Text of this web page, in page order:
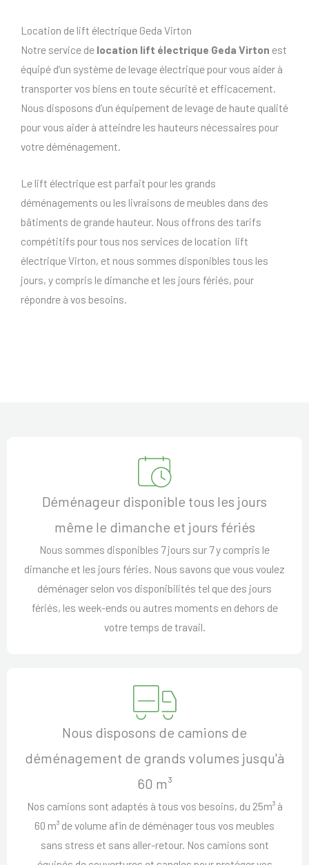
Location de lift électrique Geda Virton
Notre service de location lift électrique Geda Virton est
équipé d’un système de levage électrique pour vous aider à
transporter vos biens en toute sécurité et efficacement.
Nous disposons d’un équipement de levage de haute qualité
pour vous aider à atteindre les hauteurs nécessaires pour
votre déménagement.
Le lift électrique est parfait pour les grands
déménagements ou les livraisons de meubles dans des
bâtiments de grande hauteur. Nous offrons des tarifs
compétitifs pour tous nos services de location lift
électrique Virton, et nous sommes disponibles tous les
jours, y compris le dimanche et les jours fériés, pour
répondre à vos besoins.
Déménageur disponible tous les jours
même le dimanche et jours fériés
Nous sommes disponibles 7 jours sur 7 y compris le
dimanche et les jours féries. Nous savons que vous voulez
déménager selon vos disponibilités tel que des jours
fériés, les week-ends ou autres moments en dehors de
votre temps de travail.
Nous disposons de camions de
déménagement de grands volumes jusqu'à
60 m³
Nos camions sont adaptés à tous vos besoins, du 25m³ à
60 m³ de volume afin de déménager tous vos meubles
sans stress et sans aller-retour. Nos camions sont